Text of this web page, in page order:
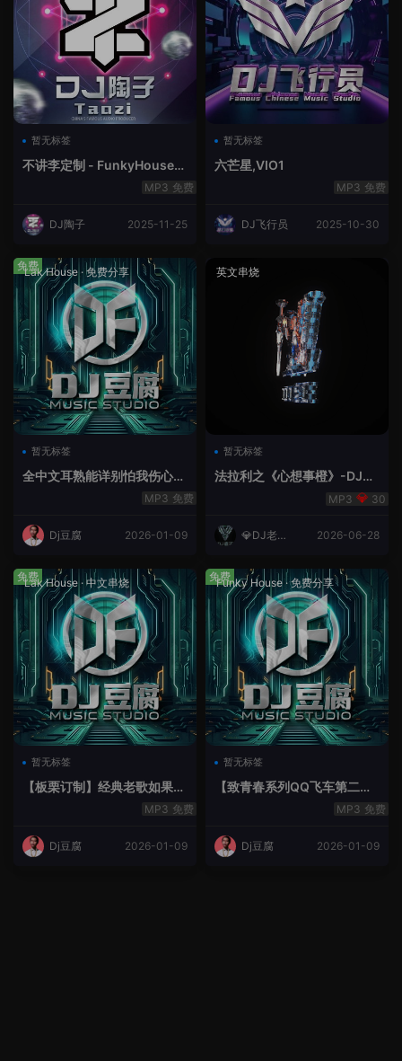
暂无标签
不讲李定制 - FunkyHouse全
免费
DJ陶子 2025-11-25
暂无标签
六芒星,VIO1
免费
DJ飞行员 2025-10-30
Lak House · 免费分享
暂无标签
全中文耳熟能详别怕我伤心
爱的代价lakHouse专辑v59R
免费
Dj豆腐 2026-01-09
免费 英文串烧
暂无标签
法拉利之《心想事橙》-DJ老
30
💎DJ老王
2026-06-28
Lak House · 中文串烧
暂无标签
【板栗订制】经典老歌如果最
后不是你House Lak串烧弹免费
Dj豆腐 2026-01-09
免费 Funky House ·免费分享
暂无标签
【致青春系列QQ飞车第二季
免费
Dj豆腐 2026-01-09
免费